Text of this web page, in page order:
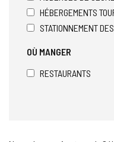
HÉBERGEMENTS
STATIONNEMENT
OÙ MANGER
RESTAURANTS